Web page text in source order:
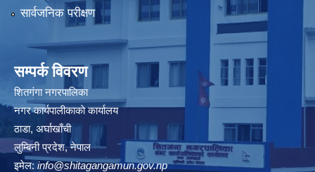
सार्वजनिक परीक्षण
सम्पर्क विवरण
शितगंगा नगरपालिका
नगर कार्यपालीकाकाे कार्यालय
ठाडा, अर्घाखाँची
लुम्बिनी प्रदेश, नेपाल
इमेल: info@shitagangamun.gov.np